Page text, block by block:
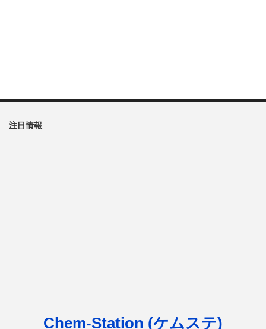
注目情報
Chem-Station (ケムステ)